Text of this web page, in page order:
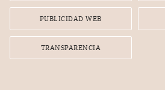
PUBLICIDAD WEB
TRANSPARENCIA